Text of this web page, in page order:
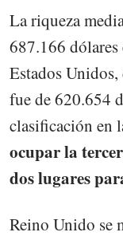
La riqueza
687.166 dólares
Estados
fue de 620.654
clasificación en
ocupar la
dos lugares
Reino Unido se